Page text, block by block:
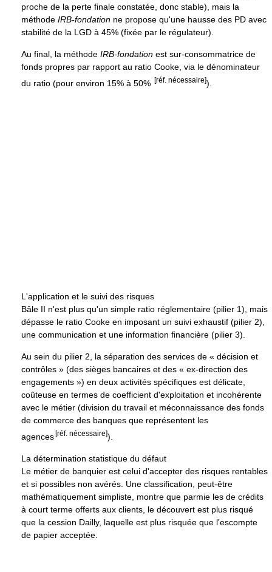
proche de la perte finale constatée, donc stable), mais la
méthode IRB-fondation ne propose qu'une hausse des PD avec
stabilité de la LGD à 45% (fixée par le régulateur).
Au final, la méthode IRB-fondation est sur-consommatrice de
fonds propres par rapport au ratio Cooke, via le dénominateur
du ratio (pour environ 15% à 50% [réf. nécessaire]).
L'application et le suivi des risques
Bâle II n'est plus qu'un simple ratio réglementaire (pilier 1), mais
dépasse le ratio Cooke en imposant un suivi exhaustif (pilier 2),
une communication et une information financière (pilier 3).
Au sein du pilier 2, la séparation des services de « décision et
contrôles » (des sièges bancaires et des « ex-direction des
engagements ») en deux activités spécifiques est délicate,
coûteuse en termes de coefficient d'exploitation et incohérente
avec le métier (division du travail et méconnaissance des fonds
de commerce des banques que représentent les
agences[réf. nécessaire]).
La détermination statistique du défaut
Le métier de banquier est celui d'accepter des risques rentables
et si possibles non avérés. Une classification, peut-être
mathématiquement simpliste, montre que parmie les de crédits
à court terme offerts aux clients, le découvert est plus risqué
que la cession Dailly, laquelle est plus risquée que l'escompte
de papier acceptée.